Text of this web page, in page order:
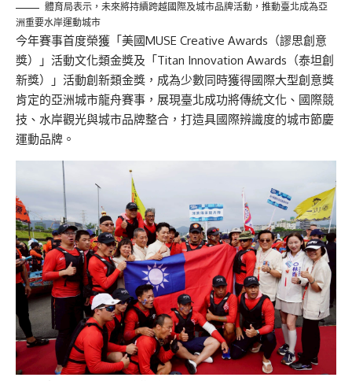
體育局表示，未來將持續跨越國際及城市品牌活動，推動臺北成為亞
洲重要水岸運動城市
今年賽事首度榮獲「美國MUSE Creative Awards（謬思創意
獎）」活動文化類金獎及「Titan Innovation Awards（泰坦創
新獎）」活動創新類金獎，成為少數同時獲得國際大型創意獎
肯定的亞洲城市龍舟賽事，展現臺北成功將傳統文化、國際競
技、水岸觀光與城市品牌整合，打造具國際辨識度的城市節慶
運動品牌。